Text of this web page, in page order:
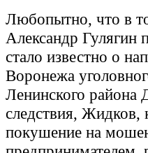
Любопытно, что в
Александр Гулягин
стало известно о
Воронежа
Ленинского
следствия, Жидков,
покушение на